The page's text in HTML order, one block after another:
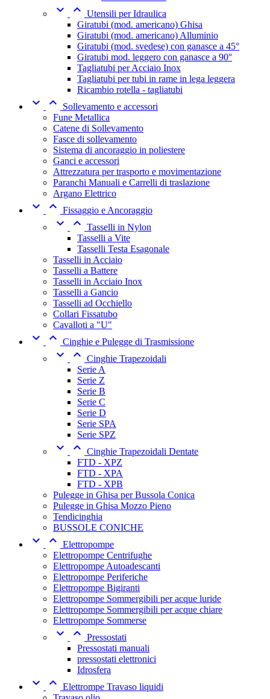
  Utensili per Idraulica
Giratubi (mod. americano) Ghisa
Giratubi (mod. americano) Alluminio
Giratubi (mod. svedese) con ganasce a 45°
Giratubi mod. leggero con ganasce a 90°
Tagliatubi per Acciaio Inox
Tagliatubi per tubi in rame in lega leggera
Ricambio rotella - tagliatubi
 
Sollevamento e accessori
Fune Metallica
Catene di Sollevamento
Fasce di sollevamento
Sistema di ancoraggio in poliestere
Ganci e accessori
Attrezzatura per trasporto e movimentazione
Paranchi Manuali e Carrelli di traslazione
Argano Elettrico
  Fissaggio e Ancoraggio
  Tasselli in Nylon
Tasselli a Vite
Tasselli Testa Esagonale
Tasselli in Acciaio
Tasselli a Battere
Tasselli in Acciaio Inox
Tasselli a Gancio
Tasselli ad Occhiello
Collari Fissatubo
Cavalloti a "U"
  Cinghie e Pulegge di Trasmissione
  Cinghie Trapezoidali
Serie A
Serie Z
Serie B
Serie C
Serie D
Serie SPA
Serie SPZ
  Cinghie Trapezoidali Dentate
FTD - XPZ
FTD - XPA
FTD - XPB
Pulegge in Ghisa per Bussola Conica
Pulegge in Ghisa Mozzo Pieno
Tendicinghia
BUSSOLE CONICHE
  Elettropompe
Elettropompe Centrifughe
Elettropompe Autoadescanti
Elettropompe Periferiche
Elettropompe Bigiranti
Elettropompe Sommergibili per acque luride
Elettropompe Sommergibili per acque chiare
Elettropompe Sommerse
  Pressostati
Pressostati manuali
pressostati elettronici
Idrosfera
  Elettrompe Travaso liquidi